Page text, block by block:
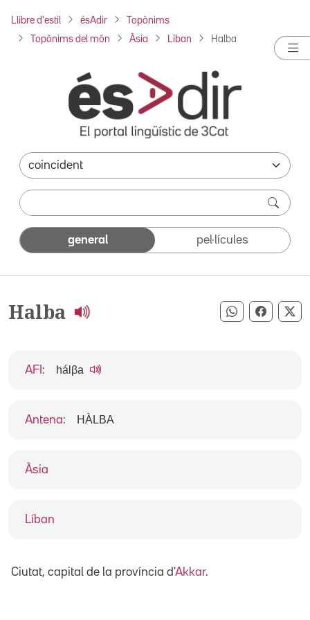
Llibre d'estil ésAdir Topònims
Topònims del món Àsia Líban Halba
general pel·lícules
Halba Compartir
Àsia
Líban
AFI : hálβa
Antena: HÀLBA
Ciutat, capital de la província d'Akkar.